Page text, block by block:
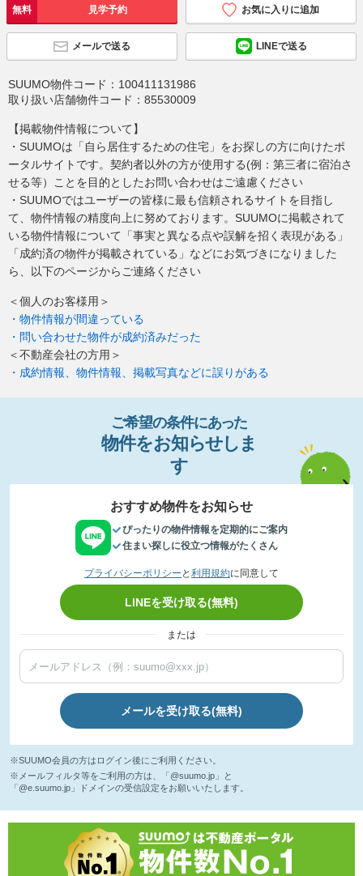
無料 見学予約 お気に入りに追加
メールで送る LINEで送る
SUUMO物件コード： 100411131986
取り扱い店舗物件コード： 85530009
【掲載物件情報について】
・SUUMOは「自ら居住するための住宅」をお探しの方に向けたポ
ータルサイトです。契約者以外の方が使用する(例：第三者に宿泊さ
せる等）ことを目的としたお問い合わせはご遠慮ください
・SUUMOではユーザーの皆様に最も信頼されるサイトを目指し
て、物件情報の精度向上に努めております。SUUMOに掲載されて
いる物件情報について「事実と異なる点や誤解を招く表現がある」
「成約済の物件が掲載されている」などにお気づきになりました
ら、以下のページからご連絡ください
＜個人のお客様用＞
・物件情報が間違っている
・問い合わせた物件が成約済みだった
＜不動産会社の方用＞
・成約情報、物件情報、掲載写真などに誤りがある
ご希望の条件にあった
物件をお知らせし ま
す
おすすめ物件をお知らせ
ぴったりの物件情報を定期的にご案内
住まい探しに役立つ情報がたくさん
プライバシーポリシー と 利用規約に同意して
LINEを受け取る(無料)
または
メールを受け取る(無料)
※SUUMO会員の方はログイン後にご利用ください。
※メールフィルタ等をご利用の方は、「@suumo.jp」と
「@e.suumo.jp」ドメインの受信設定をお願いいたします。